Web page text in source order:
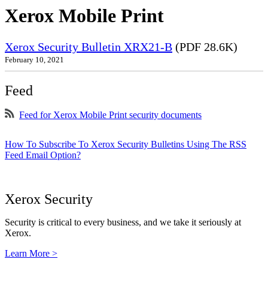
Xerox Mobile Print
Xerox Security Bulletin XRX21-B (PDF 28.6K)
February 10, 2021
Feed
Feed for Xerox Mobile Print security documents
How To Subscribe To Xerox Security Bulletins Using The RSS
Feed Email Option?
Xerox Security
Security is critical to every business, and we take it seriously at
Xerox.
Learn More >